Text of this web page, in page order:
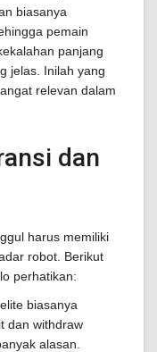
biasanya
pemain
panjang
jelas. Inilah yang
relevan dalam
dan
harus memiliki
robot. Berikut
perhatikan:
biasanya
dan withdraw
alasan.